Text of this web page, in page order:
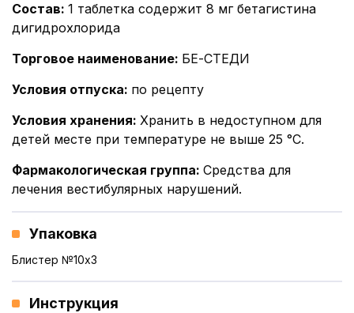
Состав: 1 таблетка содержит 8 мг бетагистина
дигидрохлорида
Торговое наименование: БЕ-СТЕДИ
Условия отпуска: по рецепту
Условия хранения: Хранить в недоступном для
детей месте при температуре не выше 25 °C.
Фармакологическая группа: Средства для
лечения вестибулярных нарушений.
Упаковка
Блистер №10x3
Инструкция